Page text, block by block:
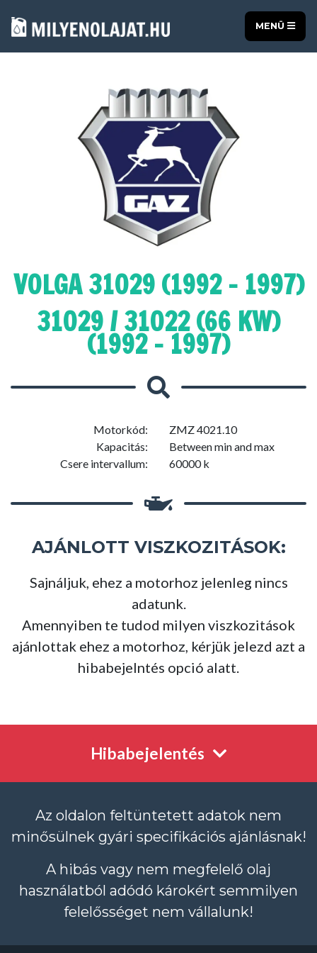
MENÜ
VOLGA 31029 (1992 - 1997)
31029 / 31022 (66 KW)
(1992 - 1997)
Motorkód:
ZMZ 4021.10
Kapacitás:
Between min and max
Csere intervallum:
60000 k
AJÁNLOTT VISZKOZITÁSOK:
Sajnáljuk, ehez a motorhoz jelenleg nincs
adatunk.
Amennyiben te tudod milyen viszkozitások
ajánlottak ehez a motorhoz, kérjük jelezd azt a
hibabejelntés opció alatt.
Hibabejelentés
Az oldalon feltüntetett adatok nem
minősülnek gyári specifikációs ajánlásnak!
A hibás vagy nem megfelelő olaj
használatból adódó károkért semmilyen
felelősséget nem vállalunk!